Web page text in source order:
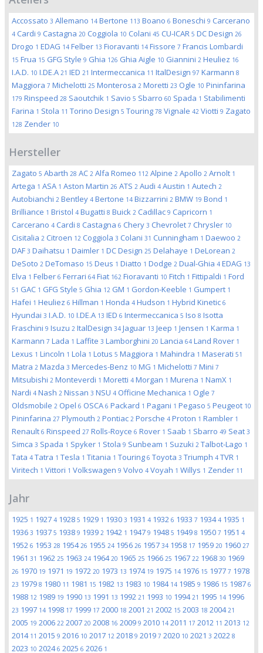
Accossato 3 Allemano 14 Bertone 113 Boano 6 Boneschi 9 Carcerano
4 Cardi 9 Castagna 20 Coggiola 10 Colani 45 CU-ICAR 5 DC Design 26
Drogo 1 EDAG 14 Felber 13 Fioravanti 14 Fissore 7 Francis Lombardi
15 Frua 15 GFG Style 9 Ghia 126 Ghia Aigle 10 Giannini 2 Heuliez 16
I.A.D. 10 I.DE.A 21 IED 21 Intermeccanica 11 ItalDesign 97 Karmann 8
Maggiora 7 Michelotti 25 Monterosa 2 Moretti 23 Ogle 10 Pininfarina
179 Rinspeed 28 Saoutchik 1 Savio 5 Sbarro 60 Spada 1 Stabilimenti
Farina 1 Stola 11 Torino Design 5 Touring 78 Vignale 42 Viotti 9 Zagato
128 Zender 10
Hersteller
Zagato 5 Abarth 28 AC 2 Alfa Romeo 112 Alpine 2 Apollo 2 Arnolt 1
Artega 1 ASA 1 Aston Martin 26 ATS 2 Audi 4 Austin 1 Autech 2
Autobianchi 2 Bentley 4 Bertone 14 Bizzarrini 2 BMW 19 Bond 1
Brilliance 1 Bristol 4 Bugatti 8 Buick 2 Cadillac 9 Capricorn 1
Carcerano 4 Cardi 8 Castagna 6 Chery 3 Chevrolet 7 Chrysler 10
Cisitalia 2 Citroen 12 Coggiola 3 Colani 31 Cunningham 1 Daewoo 2
DAF 3 Daihatsu 1 Daimler 1 DC Design 25 Delahaye 1 DeLorean 2
DeSoto 2 DeTomaso 15 Deus 1 Diatto 1 Dodge 2 Dual-Ghia 4 EDAG 13
Elva 1 Felber 6 Ferrari 64 Fiat 162 Fioravanti 10 Fitch 1 Fittipaldi 1 Ford
51 GAC 1 GFG Style 5 Ghia 12 GM 1 Gordon-Keeble 1 Gumpert 1
Hafei 1 Heuliez 6 Hillman 1 Honda 4 Hudson 1 Hybrid Kinetic 6
Hyundai 3 I.A.D. 10 I.DE.A 13 IED 6 Intermeccanica 5 Iso 8 Isotta
Fraschini 9 Isuzu 2 ItalDesign 34 Jaguar 13 Jeep 1 Jensen 1 Karma 1
Karmann 7 Lada 1 Laffite 3 Lamborghini 20 Lancia 64 Land Rover 1
Lexus 1 Lincoln 1 Lola 1 Lotus 5 Maggiora 1 Mahindra 1 Maserati 51
Matra 2 Mazda 3 Mercedes-Benz 10 MG 1 Michelotti 7 Mini 7
Mitsubishi 2 Monteverdi 1 Moretti 4 Morgan 1 Murena 1 NamX 1
Nardi 4 Nash 2 Nissan 3 NSU 4 Officine Mechanica 1 Ogle 7
Oldsmobile 2 Opel 6 OSCA 6 Packard 1 Pagani 1 Pegaso 5 Peugeot 10
Pininfarina 27 Plymouth 2 Pontiac 2 Porsche 4 Proton 1 Rambler 1
Renault 6 Rinspeed 27 Rolls-Royce 6 Rover 1 Saab 1 Sbarro 49 Seat 3
Simca 3 Spada 1 Spyker 1 Stola 9 Sunbeam 1 Suzuki 2 Talbot-Lago 1
Tata 4 Tatra 1 Tesla 1 Titania 1 Touring 6 Toyota 3 Triumph 4 TVR 1
Viritech 1 Vittori 1 Volkswagen 9 Volvo 4 Voyah 1 Willys 1 Zender 11
Jahr
1925 1 1927 4 1928 5 1929 1 1930 3 1931 4 1932 6 1933 7 19344 1935 1
1936 3 1937 5 1938 9 1939 2 1942 1 1947 9 1948 5 1949 8 1950 7 1951 4
1952 6 1953 28 195426 1955 24 1956 26 1957 34 1958 17 1959 20 1960 27
1961 31 1962 25 1963 24 196420 1965 25 1966 25 1967 22 1968 30 1969
26 1970 19 1971 19 1972 20 1973 13 1974 19 1975 14 1976 15 1977 7 1978
23 1979 8 1980 11 1981 15 1982 13 1983 10 1984 14 1985 9 1986 15 1987 6
1988 12 1989 19 1990 13 1991 13 1992 21 1993 10 199421 1995 14 1996
23 1997 14 1998 17 1999 17 2000 18 2001 21 2002 15 2003 18 200421
2005 19 2006 22 2007 20 2008 16 2009 9 2010 14 2011 17 2012 11 2013 12
2014 11 2015 9 2016 10 2017 12 2018 9 2019 7 2020 10 2021 3 2022 8
2023 10 20246 2025 6 2026 1